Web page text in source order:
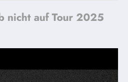
nicht auf Tour 2025